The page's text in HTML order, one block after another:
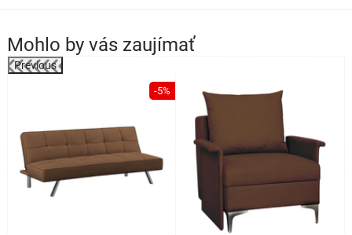
Mohlo by vás zaujímať
Previous
-5%